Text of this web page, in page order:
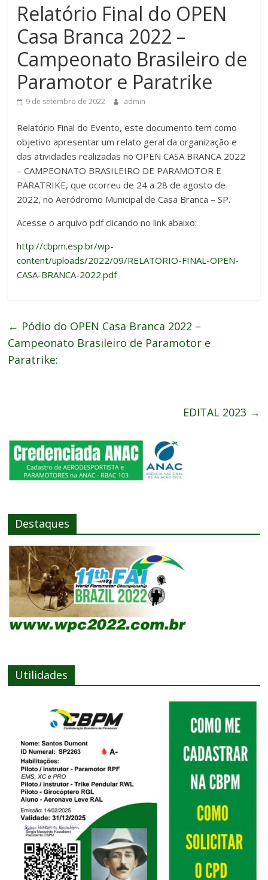
Relatório Final do OPEN
Casa Branca 2022 –
Campeonato Brasileiro de
Paramotor e Paratrike
9 de setembro de 2022 admin
Relatório Final do Evento, este documento tem como
objetivo apresentar um relato geral da organização e
das atividades realizadas no OPEN CASA BRANCA 2022
– CAMPEONATO BRASILEIRO DE PARAMOTOR E
PARATRIKE, que ocorreu de 24 a 28 de agosto de
2022, no Aeródromo Municipal de Casa Branca – SP.
Acesse o arquivo pdf clicando no link abaixo:
http://cbpm.esp.br/wp-
content/uploads/2022/09/RELATORIO-FINAL-OPEN-
CASA-BRANCA-2022.pdf
← Pódio do OPEN Casa Branca 2022 –
Campeonato Brasileiro de Paramotor e
Paratrike:
EDITAL 2023 →
Destaques
Utilidades